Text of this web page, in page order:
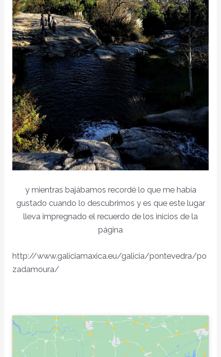
y mientras bajábamos recordé lo que me había
gustado cuando lo descubrimos y es que este lugar
lleva impregnado el recuerdo de los inicios de la
página
http://www.galiciamaxica.eu/galicia/pontevedra/po
zadamoura/